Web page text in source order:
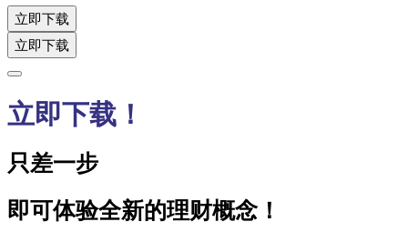
立即下载
立即下载
立即下载！
只差一步
即可体验全新的理财概念！